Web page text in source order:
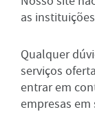
as
Qualquer
serviços
entrar em
empresas em